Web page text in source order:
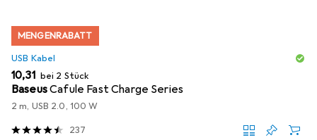
MENGENRABATT
USB Kabel
EUR
10,31 bei 2 Stück
BaseusCafule Fast Charge Series
2 m, USB 2.0, 100 W
237